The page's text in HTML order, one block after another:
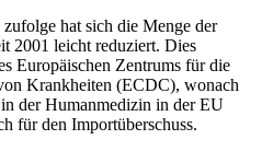
hat sich die Menge der
2001 leicht reduziert. Dies
Europäischen Zen­trums für die
Krankheiten (ECDC), wonach
der Human­medizin in der EU
für den Importüberschuss.